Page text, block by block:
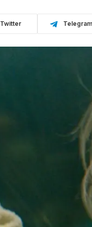
Twitter Telegram